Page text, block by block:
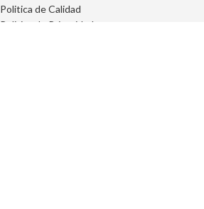
Politica de Calidad
Politica de Privacidad